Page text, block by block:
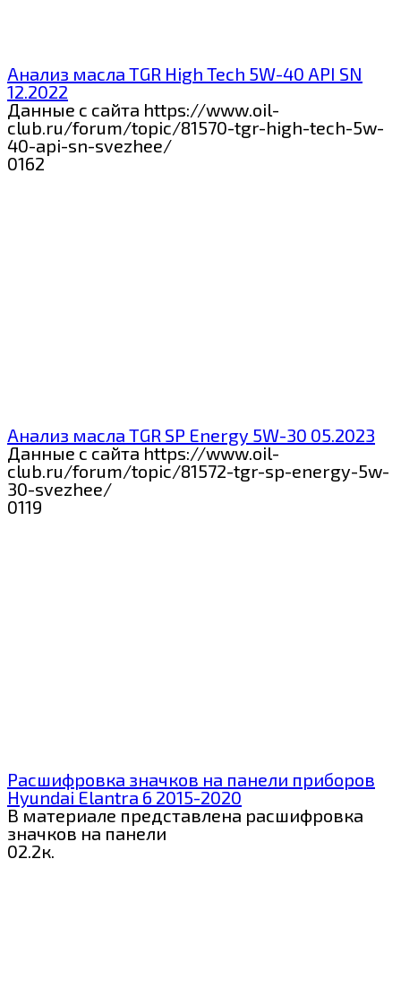
Анализ масла TGR High Tech 5W-40 API SN
12.2022
Данные с сайта https://www.oil-
club.ru/forum/topic/81570-tgr-high-tech-5w-
40-api-sn-svezhee/
0162
Анализ масла TGR SP Energy 5W-30 05.2023
Данные с сайта https://www.oil-
club.ru/forum/topic/81572-tgr-sp-energy-5w-
30-svezhee/
0119
Расшифровка значков на панели приборов
Hyundai Elantra 6 2015-2020
В материале представлена расшифровка
значков на панели
02.2к.